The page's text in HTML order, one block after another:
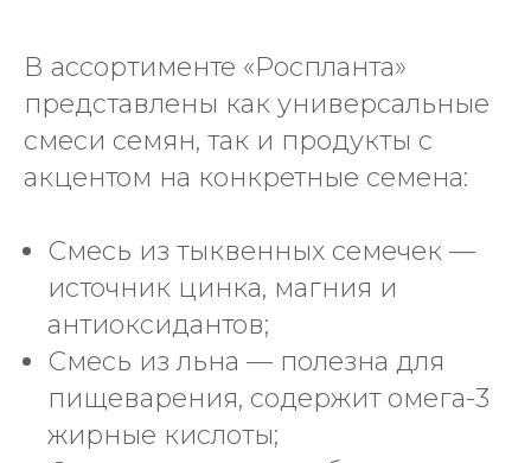
В ассортименте «Роспланта»
представлены как универсальные
смеси семян, так и продукты с
акцентом на конкретные семена:
Смесь из тыквенных семечек —
источник цинка, магния и
антиоксидантов;
Смесь из льна — полезна для
пищеварения, содержит омега-3
жирные кислоты;